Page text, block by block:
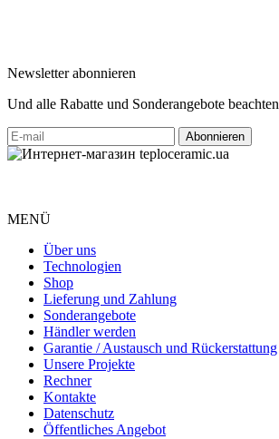
Newsletter abonnieren
Und alle Rabatte und Sonderangebote beachten
MENÜ
Über uns
Technologien
Shop
Lieferung und Zahlung
Sonderangebote
Händler werden
Garantie / Austausch und Rückerstattung
Unsere Projekte
Rechner
Kontakte
Datenschutz
Öffentliches Angebot